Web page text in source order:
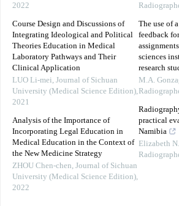
2022
Course Design and Discussions of
Integrating Ideological and Political
Theories Education in Medical
Laboratory Pathways and Their
Clinical Application
LUO Li-mei, Journal of Sichuan
University (Medical Science Edition),
2021
Analysis of the Importance of
Incorporating Legal Education in
Medical Education in the Context of
the New Medicine Strategy
ZHOU Chen-chen, Journal of Sichuan
University (Medical Science Edition),
2022
The use of
feedback
sciences
research
M.A.
practical
Namibia
Elizabeth